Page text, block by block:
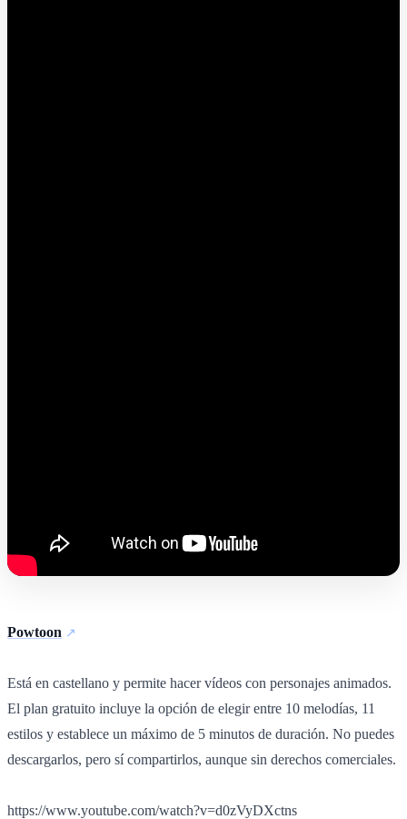
Powtoon
Está en castellano y permite hacer vídeos con personajes animados.
El plan gratuito incluye la opción de elegir entre 10 melodías, 11
estilos y establece un máximo de 5 minutos de duración. No puedes
descargarlos, pero sí compartirlos, aunque sin derechos comerciales.
https://www.youtube.com/watch?v=d0zVyDXctns